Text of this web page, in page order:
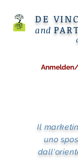
DE
and
Il
uno
dall'